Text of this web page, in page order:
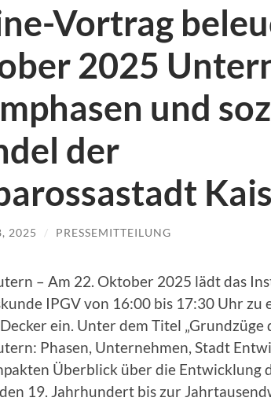
Vortrag
2025
und
der
2025 / PRESSEMITTEILUNG
– Am 22. Oktober 2025 lädt das
IPGV von 16:00 bis 17:30 Uhr
ein. Unter dem Titel
Phasen, Unternehmen, Stadt
Überblick über die Entwicklung
19. Jahrhundert bis zur